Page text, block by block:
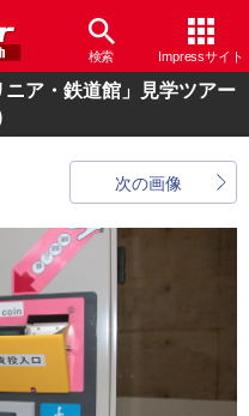
検索 Impressサイト
ア・鉄道館」見学ツアー
次の画像